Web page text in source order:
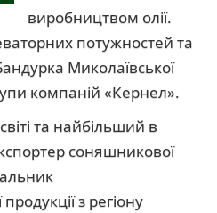
виробництвом олії.
потужностей та
Миколаївської
компаній «Кернел».
та найбільший в
соняшникової
з регіону